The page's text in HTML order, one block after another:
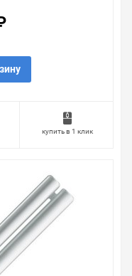
подробно о товарах
который для вас
ответим на все
купить в 1 клик